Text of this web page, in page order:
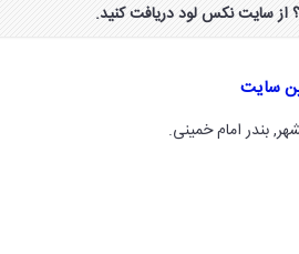
سایت نکس لود دریافت کنید.
سایت
بندر امام خمینی.